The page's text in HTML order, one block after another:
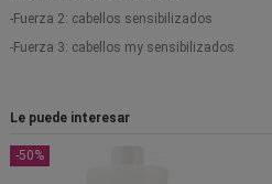
-Fuerza 2: cabellos sensibilizados
-Fuerza 3: cabellos my sensibilizados
Le puede interesar
-50%